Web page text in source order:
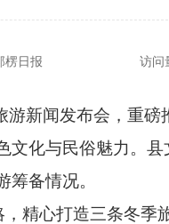
楞日报 访问
游新闻发布会，重磅
文化与民俗魅力。 县
筹备情况。
，精心打造三条冬季